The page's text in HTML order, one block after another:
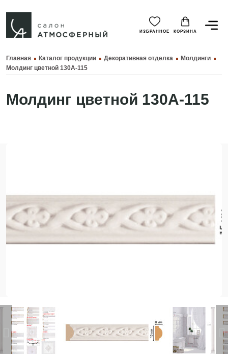
ИЗБРАННОЕ КОРЗИНА
Главная Каталог продукции Декоративная отделка
Молдинги
Молдинг цветной 130A-115
Молдинг цветной 130A-115